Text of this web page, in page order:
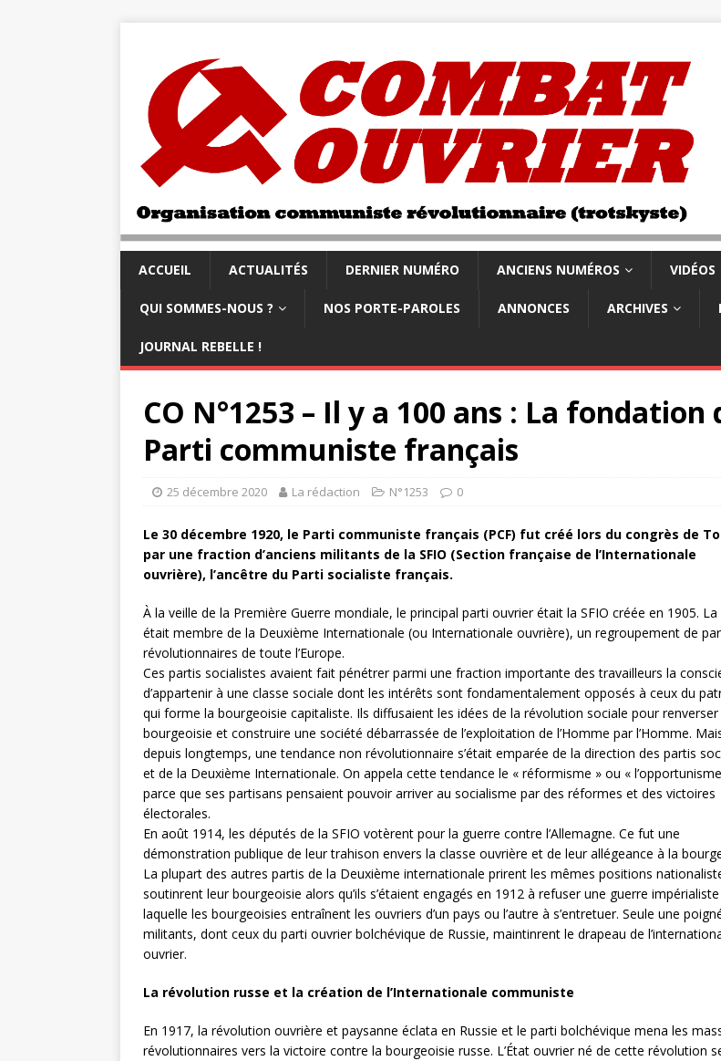
ACCUEIL ACTUALITÉS DERNIER NUMÉRO ANCIENS NUMÉROS VIDÉOS
QUI SOMMES-NOUS ? NOS PORTE-PAROLES ANNONCES ARCHIVES
JOURNAL REBELLE !
CO N°1253 – Il y a 100 ans : La fondation
Parti communiste français
25 décembre 2020 La rédaction N°1253 0
Le 30 décembre 1920, le Parti communiste français (PCF) fut créé lors du congrès de
par une fraction d’anciens militants de la SFIO (Section française de l’Internationale
ouvrière), l’ancêtre du Parti socialiste français.
À la veille de la Première Guerre mondiale, le principal parti ouvrier était la SFIO créée en 1905. La
était membre de la Deuxième Internationale (ou Internationale ouvrière), un regroupement de
révolutionnaires de toute l’Europe.
Ces partis socialistes avaient fait pénétrer parmi une fraction importante des travailleurs la
d’appartenir à une classe sociale dont les intérêts sont fondamentalement opposés à ceux du
qui forme la bourgeoisie capitaliste. Ils diffusaient les idées de la révolution sociale pour renverser
bourgeoisie et construire une société débarrassée de l’exploitation de l’Homme par l’Homme.
depuis longtemps, une tendance non révolutionnaire s’était emparée de la direction des partis
et de la Deuxième Internationale. On appela cette tendance le « réformisme » ou «
parce que ses partisans pensaient pouvoir arriver au socialisme par des réformes et des victoires
électorales.
En août 1914, les députés de la SFIO votèrent pour la guerre contre l’Allemagne. Ce fut une
démonstration publique de leur trahison envers la classe ouvrière et de leur allégeance à la
La plupart des autres partis de la Deuxième internationale prirent les mêmes positions
soutinrent leur bourgeoisie alors qu’ils s’étaient engagés en 1912 à refuser une guerre
laquelle les bourgeoisies entraînent les ouvriers d’un pays ou l’autre à s’entretuer. Seule une
militants, dont ceux du parti ouvrier bolchévique de Russie, maintinrent le drapeau de
ouvrier.
La révolution russe et la création de l’Internationale communiste
En 1917, la révolution ouvrière et paysanne éclata en Russie et le parti bolchévique mena les
révolutionnaires vers la victoire contre la bourgeoisie russe. L’État ouvrier né de cette révolution